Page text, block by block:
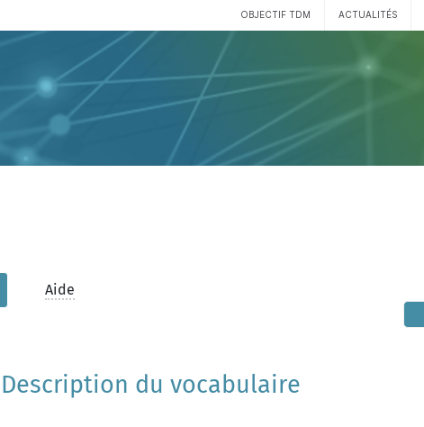
OBJECTIF TDM ACTUALITÉS
Aide
Description du vocabulaire